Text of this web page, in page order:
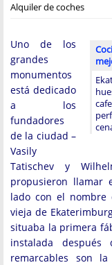
Alquiler de coches
Uno de los
grandes
monumentos
está dedicado
a los
fundadores
de la ciudad –
Vasily
Tatischev y
propusieron llamar
lado con el nombre
vieja de
situaba la primera
instalada
remarcables son